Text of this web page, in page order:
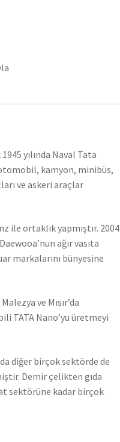
yılında Naval Tata
kamyon, minibüs,
ve askeri araçlar
ile ortaklık yapmıştır. 2004
ağır vasıta
markalarını bünyesine
ve Mısır’da
TATA Nano’yu üretmeyi
diğer birçok sektörde de
Demir çelikten gıda
sektörüne kadar birçok